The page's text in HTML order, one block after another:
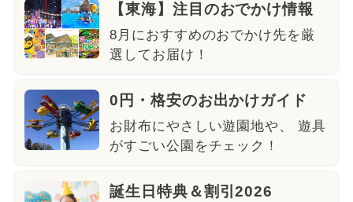
【東海】注目のおでかけ情報
8月におすすめのおでかけ先を厳
選してお届け！
0円・格安のお出かけガイド
お財布にやさしい遊園地や、 遊具
がすごい公園をチェック！
誕生日特典＆割引2026